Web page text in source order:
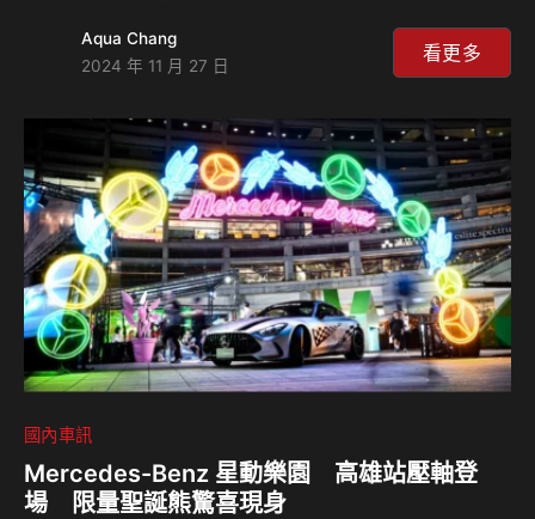
為回饋台灣消費者的支持，Škoda Taiwan為Fabia特別推出
「FUN心GO」專案，消費者僅需於活動期間內完成新車掛
案，再同步加贈首年乙式車體險，購車門檻更親民，讓所有嚮
往歐洲原裝掀背的消費者們，都能輕鬆圓夢。 設計真本事 外
觀設計上，第四代Fabia卓越的設計與創新，使其多次榮獲德
國紅點設計大獎以及德…
Aqua Chang
2024 年 11 月 27 日
看更多
國內車訊
Mercedes-Benz 星動樂園 高雄站壓軸登
場 限量聖誕熊驚喜現身